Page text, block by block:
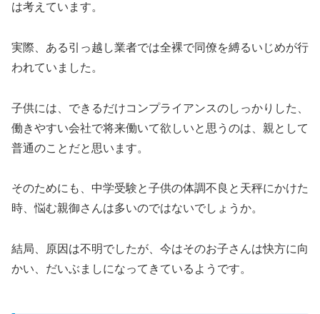
は考えています。
実際、ある引っ越し業者では全裸で同僚を縛るいじめが行
われていました。
子供には、できるだけコンプライアンスのしっかりした、
働きやすい会社で将来働いて欲しいと思うのは、親として
普通のことだと思います。
そのためにも、中学受験と子供の体調不良と天秤にかけた
時、悩む親御さんは多いのではないでしょうか。
結局、原因は不明でしたが、今はそのお子さんは快方に向
かい、だいぶましになってきているようです。